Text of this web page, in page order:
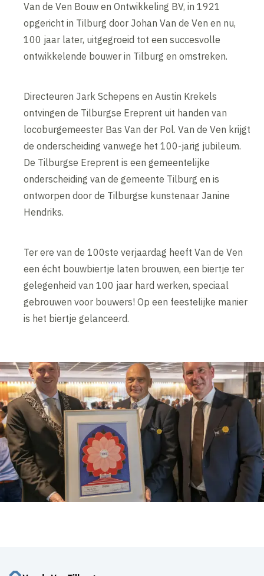
Van de Ven Bouw en Ontwikkeling BV, in 1921
opgericht in Tilburg door Johan Van de Ven en nu,
100 jaar later, uitgegroeid tot een succesvolle
ontwikkelende bouwer in Tilburg en omstreken.
Directeuren Jark Schepens en Austin Krekels
ontvingen de Tilburgse Ereprent uit handen van
locoburgemeester Bas Van der Pol. Van de Ven krijgt
de onderscheiding vanwege het 100-jarig jubileum.
De Tilburgse Ereprent is een gemeentelijke
onderscheiding van de gemeente Tilburg en is
ontworpen door de Tilburgse kunstenaar Janine
Hendriks.
Ter ere van de 100ste verjaardag heeft Van de Ven
een écht bouwbiertje laten brouwen, een biertje ter
gelegenheid van 100 jaar hard werken, speciaal
gebrouwen voor bouwers! Op een feestelijke manier
is het biertje gelanceerd.